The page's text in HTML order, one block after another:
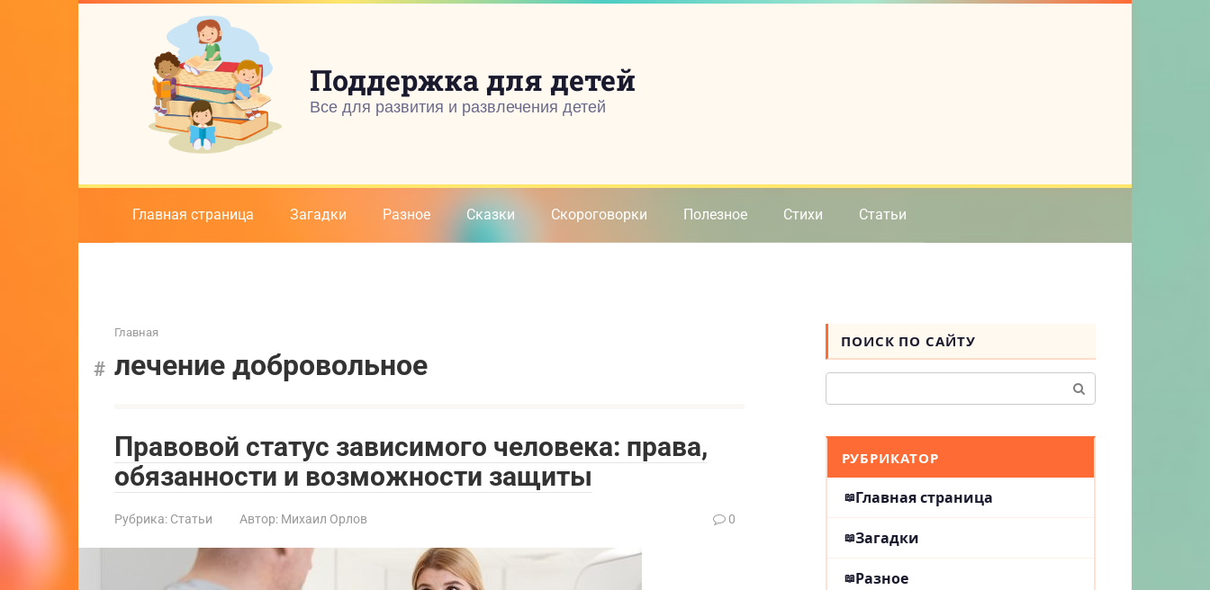
Поддержка для детей
Все для развития и развлечения детей
Главная страница Загадки Разное Сказки Скороговорки Полезное Стихи Статьи
Главная
лечение добровольное
Правовой статус зависимого человека: права,
обязанности и возможности защиты
Рубрика: Статьи Автор: Михаил Орлов 0
ПОИСК ПО САЙТУ
РУБРИКАТОР
Главная страница
Загадки
Разное